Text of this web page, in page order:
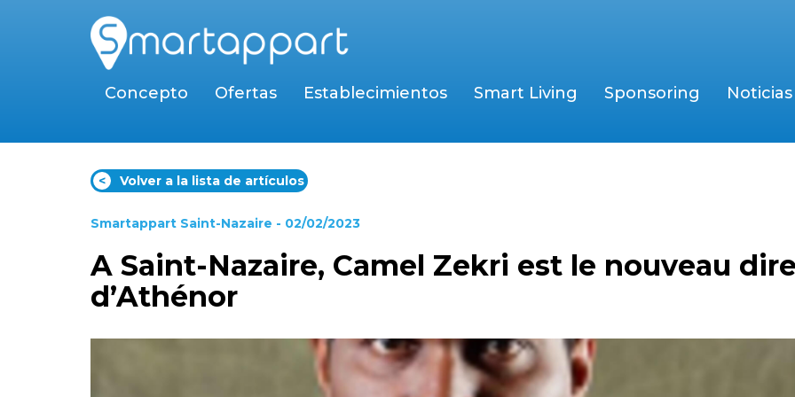
Concepto Ofertas Establecimientos Smart Living Sponsoring Noticias
< Volver a la lista de artículos
Smartappart Saint-Nazaire - 02/02/2023
A Saint-Nazaire, Camel Zekri est le nouveau
d’Athénor